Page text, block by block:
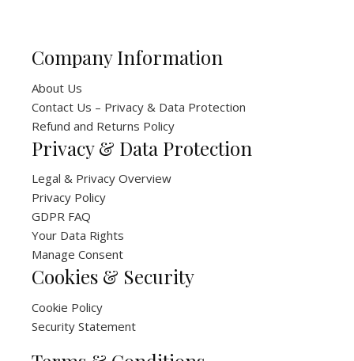
Company Information
About Us
Contact Us – Privacy & Data Protection
Refund and Returns Policy
Privacy & Data Protection
Legal & Privacy Overview
Privacy Policy
GDPR FAQ
Your Data Rights
Manage Consent
Cookies & Security
Cookie Policy
Security Statement